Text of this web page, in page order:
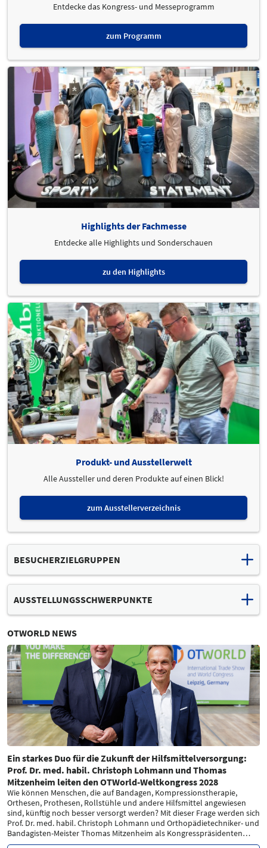
Entdecke das Kongress- und Messeprogramm
zum Programm
Highlights der Fachmesse
Entdecke alle Highlights und Sonderschauen
zu den Highlights
Produkt- und Ausstellerwelt
Alle Aussteller und deren Produkte auf einen Blick!
zum Ausstellerverzeichnis
BESUCHERZIELGRUPPEN
Orthopädieschuhtechniker
Sanitätsfachhändler und medizinische Fachhändler
Ingenieure
Ärzte und Physiotherapeuten
Lieferanten und Hersteller
Mitarbeiter der Kostenträger
AUSSTELLUNGSSCHWERPUNKTE
Orthopädietechnik
Orthopädieschuhtechnik
Technische Rehabilitation
Werkstatteinrichtung und Ausstattung
Roh-, Hilfs- und Betriebsstoffe
Sanitätshaus und Medizintechnik
Kompressionstherapie
Ladenbau und Einrichtung
Forschung und Entwicklung
Aus- und Weiterbildung
Dienstleistungen, Verlage
Verbände und Organisationen
OTWORLD NEWS
Ein starkes Duo für die Zukunft der Hilfsmittelversorgung:
Prof. Dr. med. habil. Christoph Lohmann und Thomas
Mitzenheim leiten den OTWorld-Weltkongress 2028
Wie können Menschen, die auf Bandagen, Kompressionstherapie,
Orthesen, Prothesen, Rollstühle und andere Hilfsmittel angewiesen
sind, künftig noch besser versorgt werden? Mit dieser Frage werden sich
Prof. Dr. med. habil. Christoph Lohmann und Orthopädietechniker- und
Bandagisten-Meister Thomas Mitzenheim als Kongresspräsidenten…